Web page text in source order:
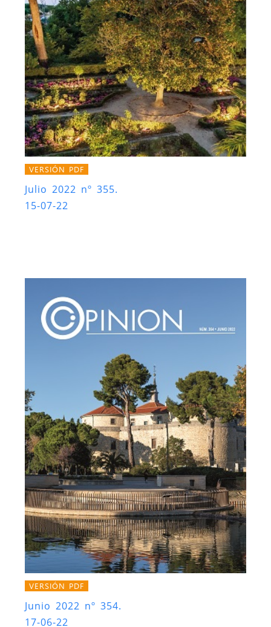
VERSIÓN PDF
Julio 2022 nº 355.
15-07-22
VERSIÓN PDF
Junio 2022 nº 354.
17-06-22